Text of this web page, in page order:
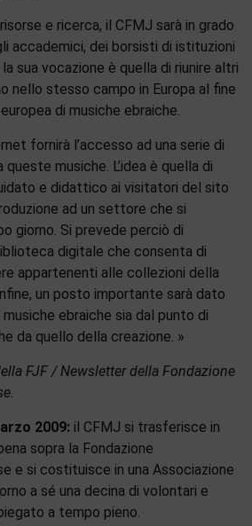
e ricerca, il CFMJ sarà in grado
accademici, dei borsisti di istituzioni
sua vocazione è quella di riunire altri
nello stesso campo in Europa al fine
di musiche ebraiche.
fornirà l’accesso ad una serie di
musiche. L’idea è quella di
e didattico ai visitatori del sito
ad un settore che si
giorno. Si prevede perciò di
digitale che consenta di
appartenenti alle collezioni della
un posto importante sarà dato
ebraiche sia dal punto di
da quello della creazione. »
FJF / Newsletter della Fondazione
2009: il CFMJ si trasferisce in
sopra la Fondazione
e si costituisce in una Associazione
a sé una decina di volontari e
a tempo pieno.